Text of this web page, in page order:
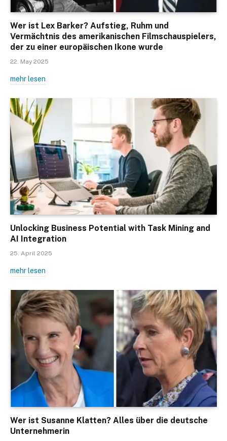
Wer ist Lex Barker? Aufstieg, Ruhm und
Vermächtnis des amerikanischen Filmschauspielers,
der zu einer europäischen Ikone wurde
22. May 2025
mehr lesen
Unlocking Business Potential with Task Mining and
AI Integration
25. April 2025
mehr lesen
Wer ist Susanne Klatten? Alles über die deutsche
Unternehmerin